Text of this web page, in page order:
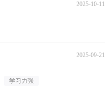
2025-10-11
2025-09-21
学习力强